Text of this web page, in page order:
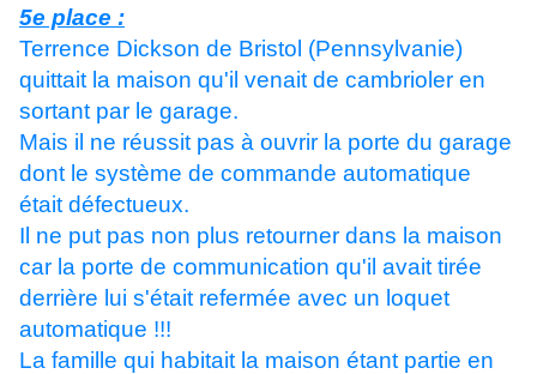
5e place :
Terrence Dickson de Bristol (Pennsylvanie)
quittait la maison qu'il venait de cambrioler en
sortant par le garage.
Mais il ne réussit pas à ouvrir la porte du garage
dont le système de commande automatique
était défectueux.
Il ne put pas non plus retourner dans la maison
car la porte de communication qu'il avait tirée
derrière lui s'était refermée avec un loquet
automatique !!!
La famille qui habitait la maison étant partie en